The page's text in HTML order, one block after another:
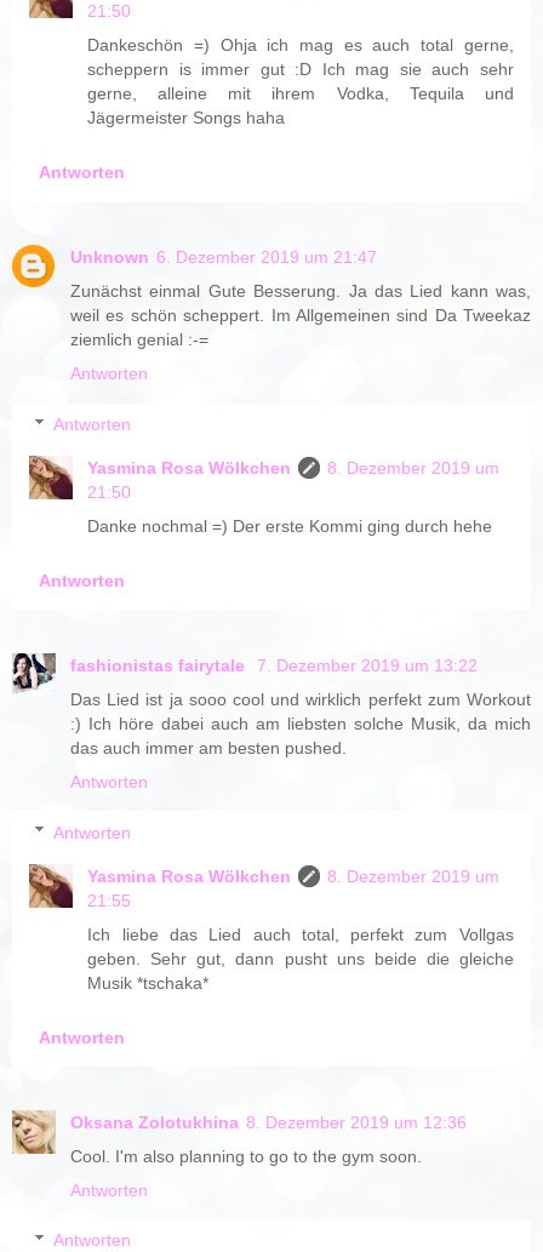
21:50
Dankeschön =) Ohja ich mag es auch total gerne,
scheppern is immer gut :D Ich mag sie auch sehr
gerne, alleine mit ihrem Vodka, Tequila und
Jägermeister Songs haha
Antworten
Unknown 6. Dezember 2019 um 21:47
Zunächst einmal Gute Besserung. Ja das Lied kann was,
weil es schön scheppert. Im Allgemeinen sind Da Tweekaz
ziemlich genial :-=
Antworten
Antworten
Yasmina Rosa Wölkchen
8. Dezember 2019 um
21:50
Danke nochmal =) Der erste Kommi ging durch hehe
Antworten
fashionistas fairytale
7. Dezember 2019 um 13:22
Das Lied ist ja sooo cool und wirklich perfekt zum Workout
:) Ich höre dabei auch am liebsten solche Musik, da mich
das auch immer am besten pushed.
Antworten
Antworten
Yasmina Rosa Wölkchen
8. Dezember 2019 um
21:55
Ich liebe das Lied auch total, perfekt zum Vollgas
geben. Sehr gut, dann pusht uns beide die gleiche
Musik *tschaka*
Antworten
Oksana Zolotukhina 8. Dezember 2019 um 12:36
Cool. I'm also planning to go to the gym soon.
Antworten
Antworten